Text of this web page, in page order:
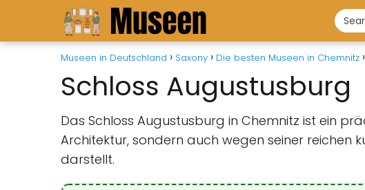
Museen in Deutschland Saxony Die besten Museen in Chemnitz
Schloss Augustusburg
Das Schloss Augustusburg in Chemnitz ist ein
Architektur, sondern auch wegen seiner reichen
darstellt.